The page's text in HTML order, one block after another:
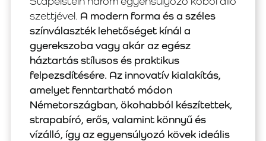
szettjével. A modern forma és a széles
színválaszték lehetőséget kínál a
gyerekszoba vagy akár az egész
háztartás stílusos és praktikus
felpezsdítésére. Az innovatív kialakítás,
amelyet fenntartható módon
Németországban, ökohabból készítettek,
strapabíró, erős, valamint könnyű és
vízálló, így az egyensúlyozó kövek ideális